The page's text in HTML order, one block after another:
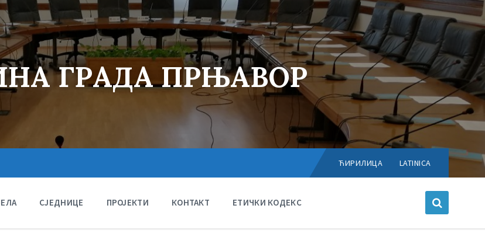
ГРАДА ПРЊАВОР
Choose
language:
ЋИРИЛИЦА LATINICA
СЈЕДНИЦЕ ПРОЈЕКТИ КОНТАКТ ЕТИЧКИ КОДЕКС